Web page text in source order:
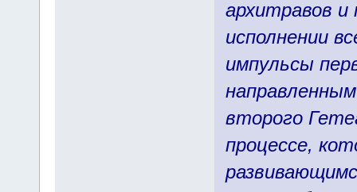
архитравов и
исполнении
импульсы
второго
процессе,